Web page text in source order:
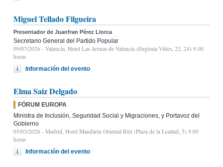
Miguel Tellado Filgueira
Presentador de Juanfran Pérez Llorca
Secretario General del Partido Popular
09/07/2026 - Valencia, Hotel Las Arenas de Valencia (Eugènia Viñes, 22, 24) 9.00
horas
Información del evento
Elma Saiz Delgado
FÓRUM EUROPA
Ministra de Inclusión, Seguridad Social y Migraciones, y Portavoz del
Gobierno
05/03/2026 - Madrid, Hotel Mandarin Oriental Ritz (Plaza de la Lealtad, 5) 9:00
horas
Información del evento